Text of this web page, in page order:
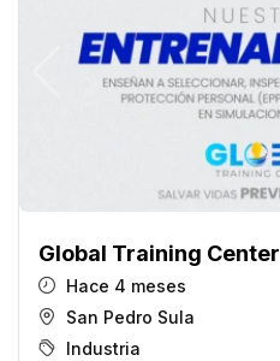
Global Training Center
Hace 4 meses
San Pedro Sula
Industria